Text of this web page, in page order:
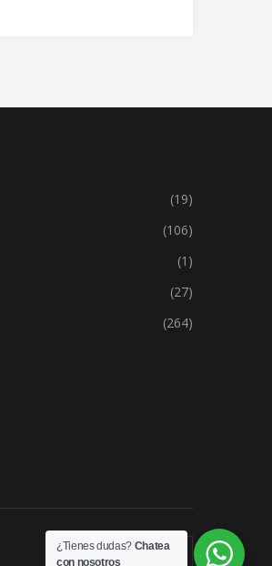
(19)
(106)
(1)
(27)
(264)
¿Tienes dudas? Chatea
con nosotros